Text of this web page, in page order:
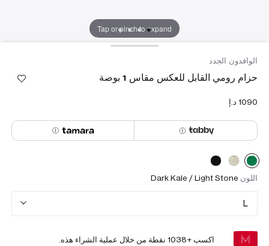
Tap or pinch to expand
الوافدون الجدد
حزام رومي القابل للعكس مقاس 1 بوصة
اللون Dark Kale / Light Stone
L
اكسب +1038 نقطة من خلال عملية الشراء هذه.